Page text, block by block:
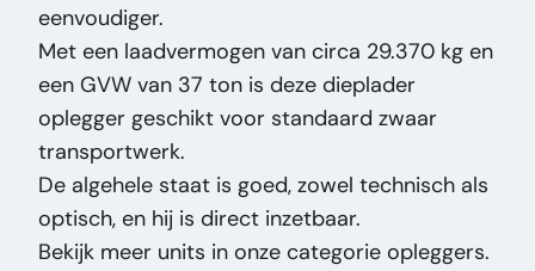
Original Model:
Price Type:VastePrijs
General Condition:Good
Optical Condition:Good
Technical Condition:
Title:faymonville SP-3X Faymonville
Dieplader – SP3X – 3 Assen – Low Loader –
Zwaar Transport - Aluminium Laadramp
eenvoudiger.
Met een laadvermogen van circa 29.370 kg en
een GVW van 37 ton is deze dieplader
oplegger geschikt voor standaard zwaar
transportwerk.
De algehele staat is goed, zowel technisch als
optisch, en hij is direct inzetbaar.
Bekijk meer units in onze categorie opleggers.